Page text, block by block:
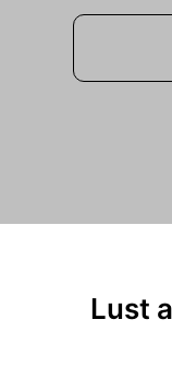
Lust